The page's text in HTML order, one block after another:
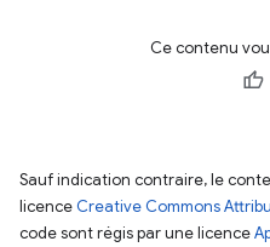
Ce contenu
Sauf indication contraire, le
licence Creative Commons
code sont régis par une licence